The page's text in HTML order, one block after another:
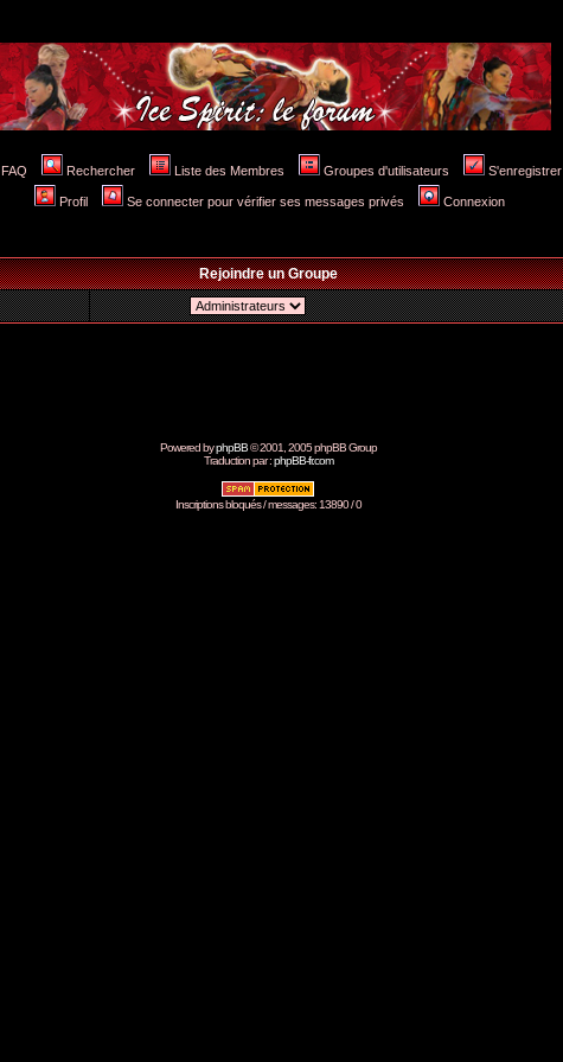
FAQ Rechercher Liste des Membres Groupes d'utilisateurs S'enregistrer
Profil Se connecter pour vérifier ses messages privés Connexion
Rejoindre un Groupe
Powered byphpBB© 2001, 2005 phpBB Group
Traduction par :phpBB-fr.com
Inscriptions bloqués / messages: 13890 / 0